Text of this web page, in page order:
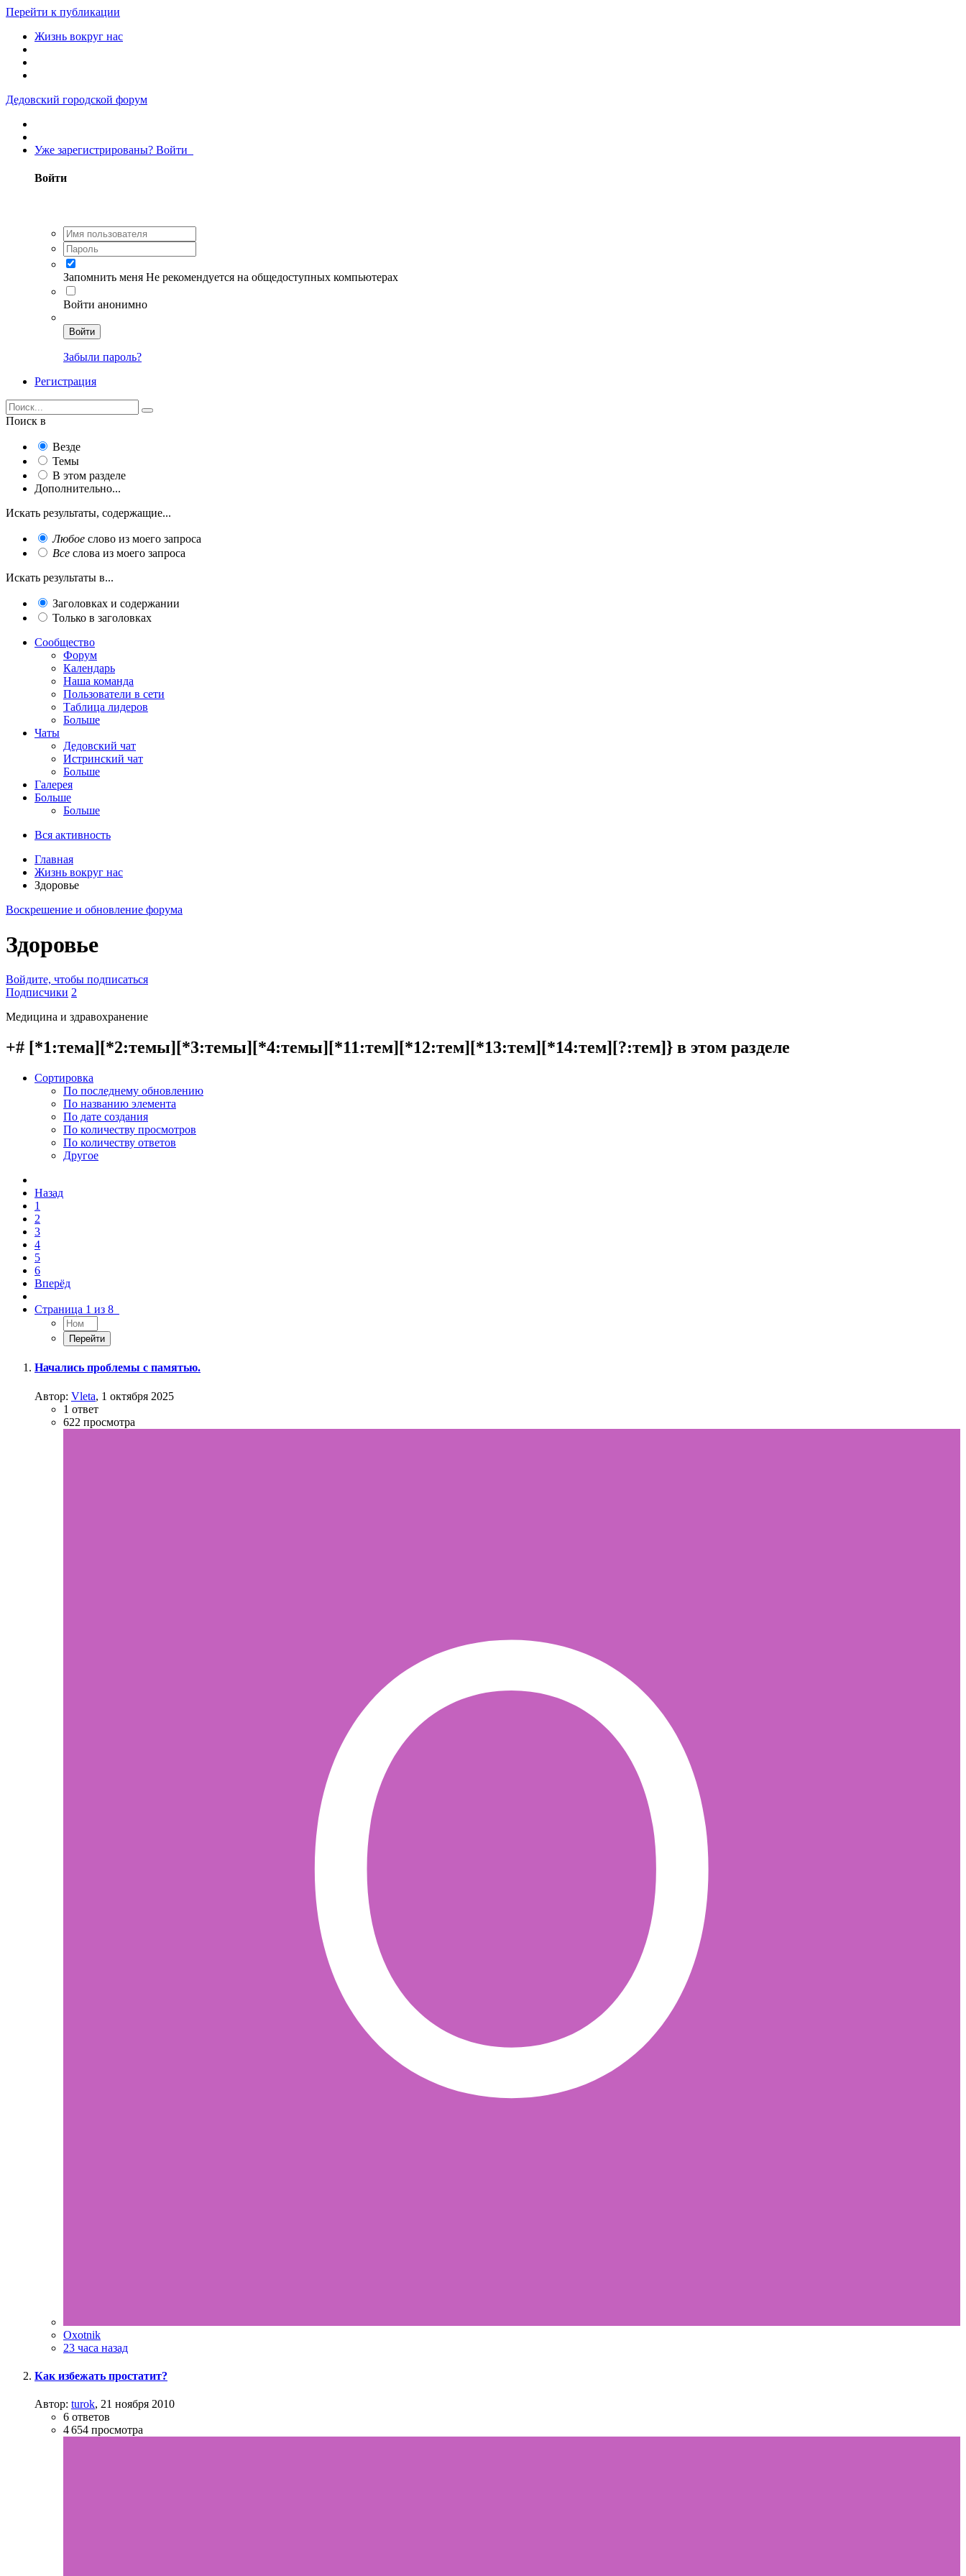
Перейти к публикации
Жизнь вокруг нас
Дедовский городской форум
Уже зарегистрированы? Войти
Войти
Запомнить меня Не рекомендуется на общедоступных компьютерах
Войти анонимно
Войти
Забыли пароль?
Регистрация
Поиск в
Везде
Темы
В этом разделе
Дополнительно...
Искать результаты, содержащие...
Любое слово из моего запроса
Все слова из моего запроса
Искать результаты в...
Заголовках и содержании
Только в заголовках
Сообщество
Форум
Календарь
Наша команда
Пользователи в сети
Таблица лидеров
Больше
Чаты
Дедовский чат
Истринский чат
Больше
Галерея
Больше
Больше
Вся активность
Главная
Жизнь вокруг нас
Здоровье
Воскрешение и обновление форума
Здоровье
Войдите, чтобы подписаться
Подписчики 2
Медицина и здравохранение
+# [*1:тема][*2:темы][*3:темы][*4:темы][*11:тем][*12:тем][*13:тем][*14:тем][?:тем]} в этом разделе
Сортировка
По последнему обновлению
По названию элемента
По дате создания
По количеству просмотров
По количеству ответов
Другое
Назад
1
2
3
4
5
6
Вперёд
Страница 1 из 8
Начались проблемы с памятью.
Автор: Vleta, 1 октября 2025
1 ответ
622 просмотра
Oxotnik
23 часа назад
Как избежать простатит?
Автор: turok, 21 ноября 2010
6 ответов
4 654 просмотра